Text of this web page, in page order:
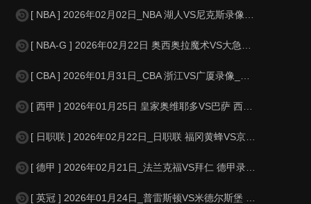
[ NBA ] 2026年02月02日_NBA 湖人VS尼克斯录像_全场录像
[ NBA-G ] 2026年02月22日 奥西奥拉魔术VS大急流城黄金 NBA
[ CBA ] 2026年01月31日_CBA 浙江VS广厦录像_全场录像【
[ 西甲 ] 2026年01月25日 皇家奥维耶多VS巴萨 西甲_全场录像
[ 日职联 ] 2026年02月22日_日职联 福冈黄蜂VS京都不死鸟录像_
[ 德甲 ] 2026年02月21日_法兰克福VS拜仁 德甲录像_全场录像
[ 英冠 ] 2026年01月24日_普雷斯顿VS米德尔斯堡 英冠录像_全